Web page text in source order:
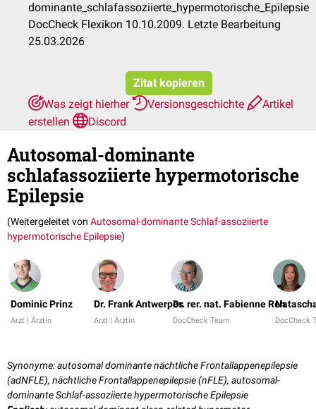
dominante_schlafassoziierte_hypermotorische_Epilepsie
DocCheck Flexikon 10.10.2009. Letzte Bearbeitung
25.03.2026
Zitat kopieren
Was zeigt hierher
Versionsgeschichte
Artikel
erstellen
Discord
Autosomal-dominante
schlafassoziierte hypermotorische
Epilepsie
(Weitergeleitet von Autosomal-dominante Schlaf-assoziierte
hypermotorische Epilepsie)
Dominic Prinz
Arzt | Ärztin
Dr. Frank Antwerpes
Arzt | Ärztin
Dr. rer. nat. Fabienne Reh
DocCheck Team DocCheck
Synonyme: autosomal dominante nächtliche Frontallappenepilepsie
(adNFLE), nächtliche Frontallappenepilepsie (nFLE), autosomal-
dominante Schlaf-assoziierte hypermotorische Epilepsie